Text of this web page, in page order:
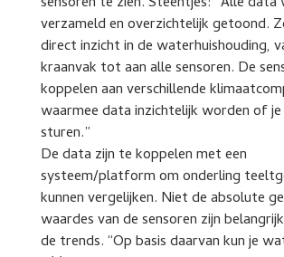
verzameld en overzichtelijk getoond.
direct inzicht in de waterhuishouding,
kraanvak tot aan alle sensoren. De
koppelen aan verschillende
waarmee data inzichtelijk worden of
sturen.”
De data zijn te koppelen met een
systeem/platform om onderling
kunnen vergelijken. Niet de absolute
waardes van de sensoren zijn
de trends. “Op basis daarvan kun je